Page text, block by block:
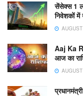
सेंसेक्स 1
निवेशकों में
Aaj Ka
आज का